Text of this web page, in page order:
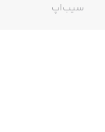
سیب‌اپ